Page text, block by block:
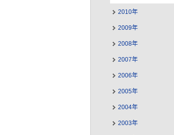
2010年
2009年
2008年
2007年
2006年
2005年
2004年
2003年